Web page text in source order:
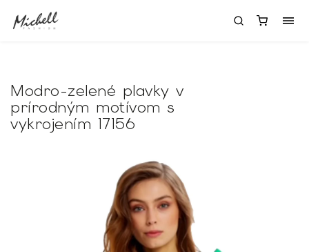
Modro-zelené plavky v
prírodným motívom s
vykrojením 17156